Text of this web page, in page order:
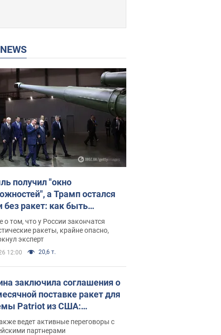
NEWS
получил "окно
а Трамп остался
без ракет: как быть
Интервью с Мельником
о том, что у России закончатся
ракеты, крайне опасно,
эксперт
12:00 20,6 т.
заключила соглашения о
поставке ракет для
Patriot из США:
раскрыл подробности
ведет активные переговоры с
партнерами